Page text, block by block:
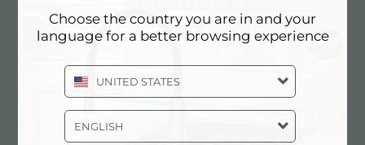
Choose the country you are in and your
language for a better browsing experience
UNITED STATES
ENGLISH